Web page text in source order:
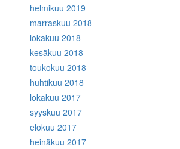
helmikuu 2019
marraskuu 2018
lokakuu 2018
kesäkuu 2018
toukokuu 2018
huhtikuu 2018
lokakuu 2017
syyskuu 2017
elokuu 2017
heinäkuu 2017